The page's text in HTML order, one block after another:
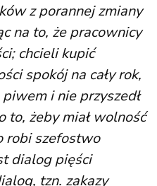
z porannej zmiany
na to, że pracownicy
chcieli kupić
spokój na cały rok,
i nie przyszedł
to, żeby miał wolność
robi szefostwo
dialog pięści
tzn. zakazy